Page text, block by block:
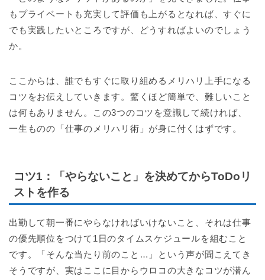
もプライベートも充実して評価も上がるとなれば、すぐに
でも実践したいところですが、どうすればよいのでしょう
か。
ここからは、誰でもすぐに取り組めるメリハリ上手になる
コツをお伝えしていきます。驚くほど簡単で、難しいこと
は何もありません。この3つのコツを意識して続ければ、
一生ものの「仕事のメリハリ術」が身に付くはずです。
コツ1：「やらないこと」を決めてからToDoリ
ストを作る
出勤して朝一番にやらなければいけないこと、それは仕事
の優先順位をつけて1日のタイムスケジュールを組むこと
です。「そんな当たり前のこと…」という声が聞こえてき
そうですが、実はここに目からウロコの大きなコツが潜ん